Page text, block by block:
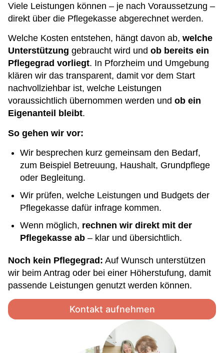
Viele Leistungen können – je nach Voraussetzung –
direkt über die Pflegekasse abgerechnet werden.
Welche Kosten entstehen, hängt davon ab, welche
Unterstützung gebraucht wird und ob bereits ein
Pflegegrad vorliegt. In Pforzheim und Umgebung
klären wir das transparent, damit vor dem Start
nachvollziehbar ist, welche Leistungen
voraussichtlich übernommen werden und ob ein
Eigenanteil bleibt.
So gehen wir vor:
Wir besprechen kurz gemeinsam den Bedarf,
zum Beispiel Betreuung, Haushalt, Grundpflege
oder Begleitung.
Wir prüfen, welche Leistungen und Budgets der
Pflegekasse dafür infrage kommen.
Wenn möglich, rechnen wir direkt mit der
Pflegekasse ab – klar und übersichtlich.
Noch kein Pflegegrad: Auf Wunsch unterstützen
wir beim Antrag oder bei einer Höherstufung, damit
passende Leistungen genutzt werden können.
Kontakt aufnehmen